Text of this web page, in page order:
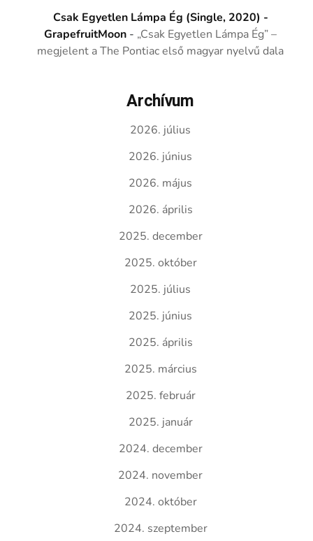
Csak Egyetlen Lámpa Ég (Single, 2020) -
GrapefruitMoon - „Csak Egyetlen Lámpa Ég” –
megjelent a The Pontiac első magyar nyelvű dala
Archívum
2026. július
2026. június
2026. május
2026. április
2025. december
2025. október
2025. július
2025. június
2025. április
2025. március
2025. február
2025. január
2024. december
2024. november
2024. október
2024. szeptember